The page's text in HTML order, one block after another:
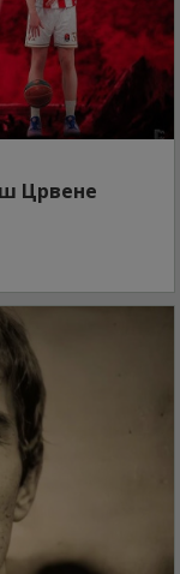
Црвене